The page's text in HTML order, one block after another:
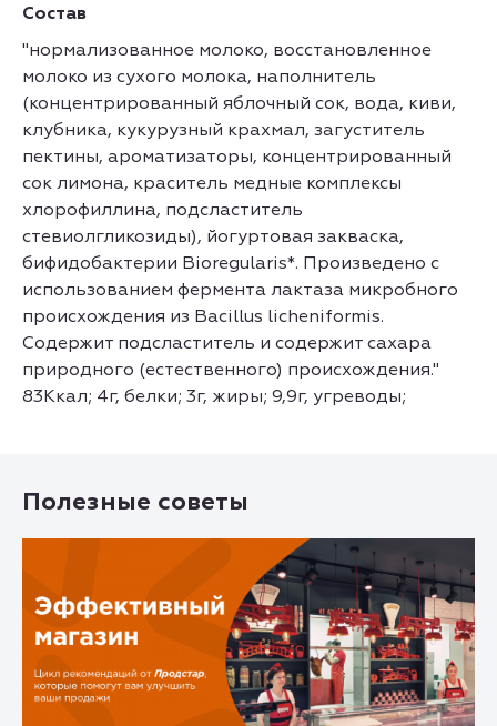
Состав
"нормализованное молоко, восстановленное
молоко из сухого молока, наполнитель
(концентрированный яблочный сок, вода, киви,
клубника, кукурузный крахмал, загуститель
пектины, ароматизаторы, концентрированный
сок лимона, краситель медные комплексы
хлорофиллина, подсластитель
стевиолгликозиды), йогуртовая закваска,
бифидобактерии Bioregularis*. Произведено с
использованием фермента лактаза микробного
происхождения из Bacillus licheniformis.
Содержит подсластитель и содержит сахара
природного (естественного) происхождения."
83Ккал; 4г, белки; 3г, жиры; 9,9г, угреводы;
Полезные советы